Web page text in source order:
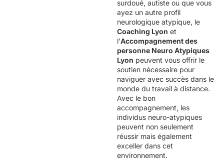
surdoué, autiste ou que vous
ayez un autre profil
neurologique atypique, le
Coaching Lyon et
l’Accompagnement des
personne Neuro Atypiques
Lyon peuvent vous offrir le
soutien nécessaire pour
naviguer avec succès dans le
monde du travail à distance.
Avec le bon
accompagnement, les
individus neuro-atypiques
peuvent non seulement
réussir mais également
exceller dans cet
environnement.